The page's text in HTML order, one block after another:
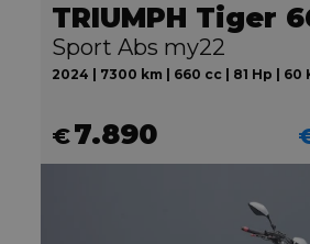
TRIUMPH Tiger
Sport Abs my22
2024 | 7300 km | 660 cc | 81 Hp | 60
€7.890